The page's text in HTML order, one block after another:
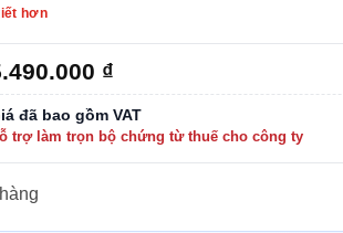
hơn
₫